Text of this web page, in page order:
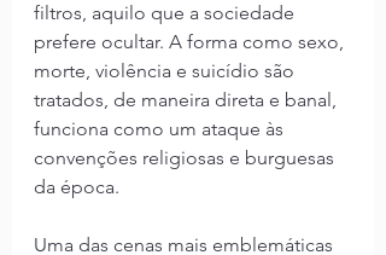
filtros, aquilo que a sociedade
prefere ocultar. A forma como sexo,
morte, violência e suicídio são
tratados, de maneira direta e banal,
funciona como um ataque às
convenções religiosas e burguesas
da época.
Uma das cenas mais emblemáticas